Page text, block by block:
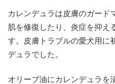
カレンデュラは皮膚のガード
肌を修復したり、炎症を抑え
す。皮膚トラブルの愛犬用に
デュラでした。
オリーブ油にカレンデュラを